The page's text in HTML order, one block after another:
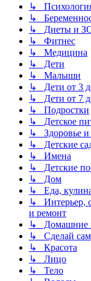
↳
↳
↳ Диеты и
↳ Фитнес
↳ Медицина
↳ Дети
↳ Малыши
↳ Дети от 3
↳ Дети от 7
↳ Подростки
↳ Детское
↳ Здоровье и
↳ Детские
↳ Имена
↳ Детские
↳ Дом
↳ Еда,
↳ Интерьер,
и ремонт
↳ Домашние
↳ Сделай
↳ Красота
↳ Лицо
↳ Тело